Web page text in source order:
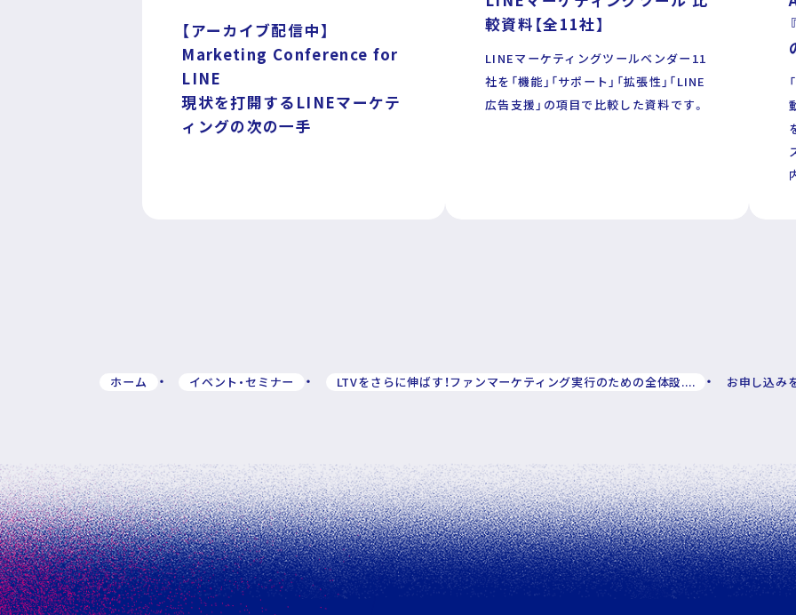
個人情報保護方針 プライバシーポリシー
【アーカイブ配信中】
Marketing Conference for
LINE
現状を打開するLINEマーケテ
ィングの次の一手
較資料【全11社】
LINEマーケティングツールベンダー11
社を「機能」「サポート」「拡張性」「LINE
広告支援」の項目で比較した資料です。
ホーム イベント・セミナー LTVをさらに伸ばす！ファンマーケティング実行のための全体設.... お申し込み